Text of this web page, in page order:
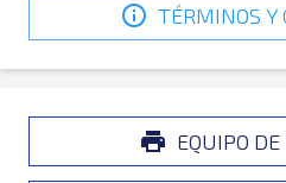
TÉRMINOS Y
EQUIPO